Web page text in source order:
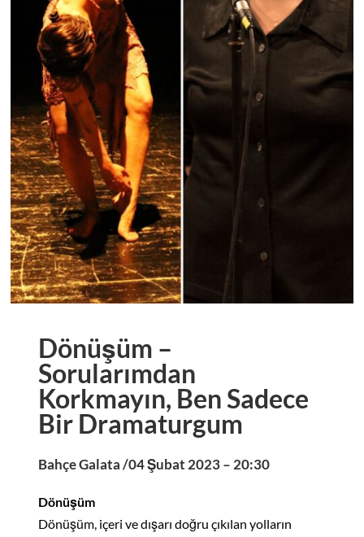
Dönüşüm –
Sorularımdan
Korkmayın, Ben Sadece
Bir Dramaturgum
Bahçe Galata /04 Şubat 2023 – 20:30
Dönüşüm
Dönüşüm, içeri ve dışarı doğru çıkılan yolların